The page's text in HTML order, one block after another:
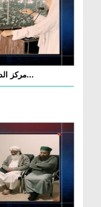
مركز الدعوة الإسلامية ينظم اجتماعًا تربويًا ضخمًا...